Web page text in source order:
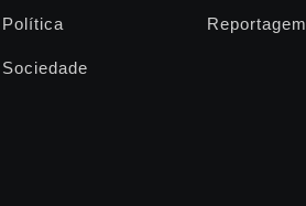
Política Reportagem
Sociedade